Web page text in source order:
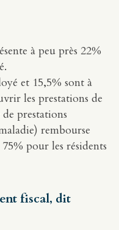
à peu près 22%
et 15,5% sont à
les prestations de
prestations
rembourse
pour les résidents
fiscal, dit